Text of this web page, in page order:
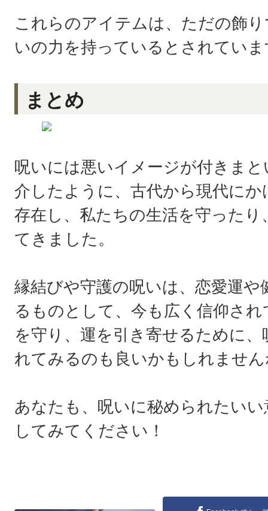
これらのアイテムは、ただの飾
いの力を持っているとされてい
まとめ
呪いには悪いイメージが付きま
介したように、古代から現代に
存在し、私たちの生活を守った
てきました。
縁結びや守護の呪いは、恋愛運
るものとして、今も広く信仰さ
を守り、運を引き寄せるために
れてみるのも良いかもしれませ
あなたも、呪いに秘められたい
してみてください！